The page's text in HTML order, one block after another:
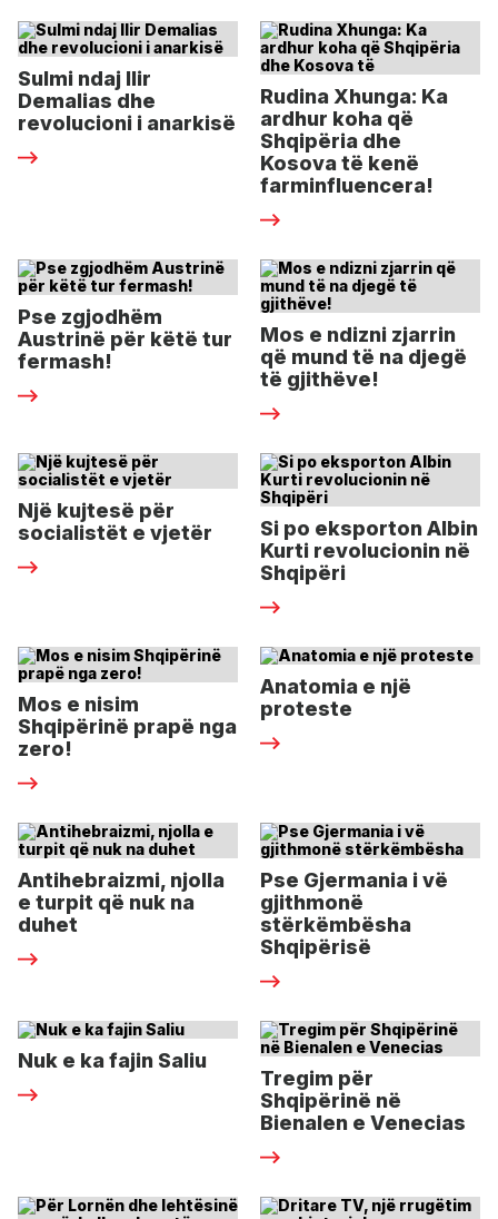
Sulmi ndaj Ilir
Demalias dhe
revolucioni i anarkisë
Rudina Xhunga: Ka
ardhur koha që
Shqipëria dhe
Kosova të kenë
farminfluencera!
Pse zgjodhëm
Austrinë për këtë tur
fermash!
Mos e ndizni zjarrin
që mund të na djegë
të gjithëve!
Një kujtesë për
socialistët e vjetër
Si po eksporton Albin
Kurti revolucionin në
Shqipëri
Mos e nisim
Shqipërinë prapë nga
zero!
Anatomia e një
proteste
Antihebraizmi, njolla
e turpit që nuk na
duhet
Pse Gjermania i vë
gjithmonë
stërkëmbësha
Shqipërisë
Nuk e ka fajin Saliu
Tregim për
Shqipërinë në
Bienalen e Venecias